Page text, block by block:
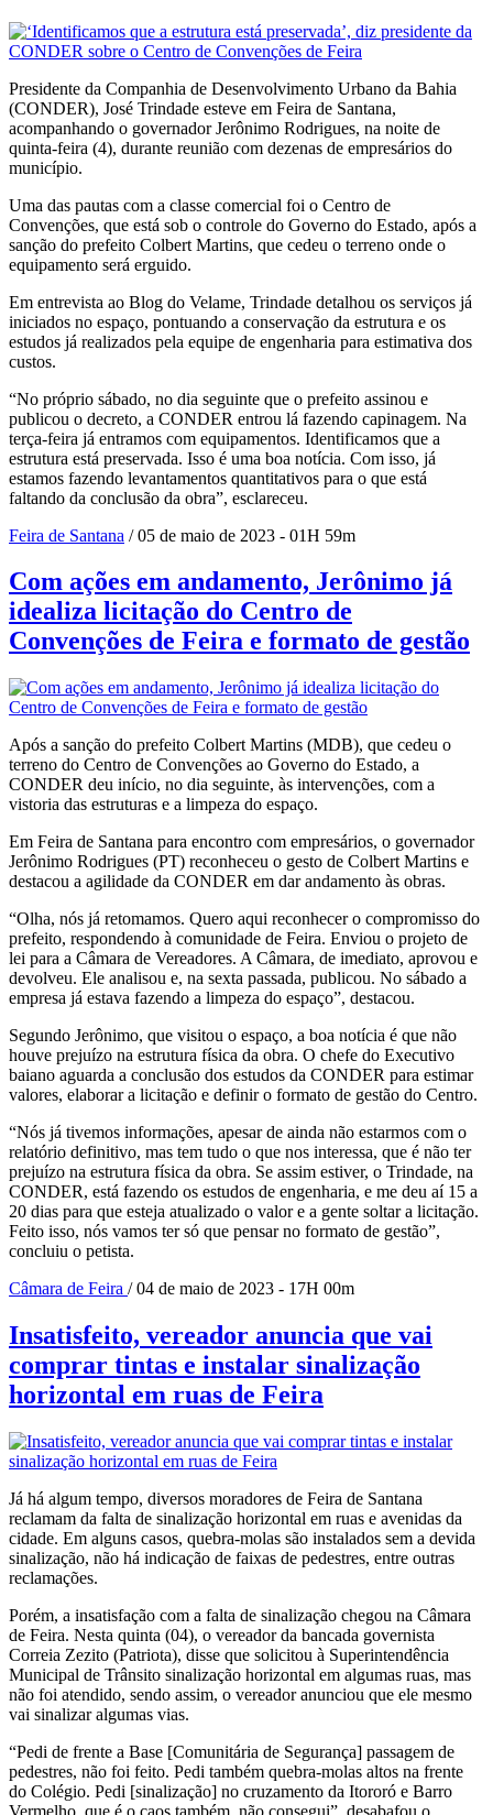
Presidente da Companhia de Desenvolvimento Urbano da Bahia
(CONDER), José Trindade esteve em Feira de Santana,
acompanhando o governador Jerônimo Rodrigues, na noite de
quinta-feira (4), durante reunião com dezenas de empresários do
município.
Uma das pautas com a classe comercial foi o Centro de
Convenções, que está sob o controle do Governo do Estado, após a
sanção do prefeito Colbert Martins, que cedeu o terreno onde o
equipamento será erguido.
Em entrevista ao Blog do Velame, Trindade detalhou os serviços já
iniciados no espaço, pontuando a conservação da estrutura e os
estudos já realizados pela equipe de engenharia para estimativa dos
custos.
“No próprio sábado, no dia seguinte que o prefeito assinou e
publicou o decreto, a CONDER entrou lá fazendo capinagem. Na
terça-feira já entramos com equipamentos. Identificamos que a
estrutura está preservada. Isso é uma boa notícia. Com isso, já
estamos fazendo levantamentos quantitativos para o que está
faltando da conclusão da obra”, esclareceu.
Feira de Santana / 05 de maio de 2023 - 01H 59m
Com ações em andamento, Jerônimo já
idealiza licitação do Centro de
Convenções de Feira e formato de gestão
Após a sanção do prefeito Colbert Martins (MDB), que cedeu o
terreno do Centro de Convenções ao Governo do Estado, a
CONDER deu início, no dia seguinte, às intervenções, com a
vistoria das estruturas e a limpeza do espaço.
Em Feira de Santana para encontro com empresários, o governador
Jerônimo Rodrigues (PT) reconheceu o gesto de Colbert Martins e
destacou a agilidade da CONDER em dar andamento às obras.
“Olha, nós já retomamos. Quero aqui reconhecer o compromisso do
prefeito, respondendo à comunidade de Feira. Enviou o projeto de
lei para a Câmara de Vereadores. A Câmara, de imediato, aprovou e
devolveu. Ele analisou e, na sexta passada, publicou. No sábado a
empresa já estava fazendo a limpeza do espaço”, destacou.
Segundo Jerônimo, que visitou o espaço, a boa notícia é que não
houve prejuízo na estrutura física da obra. O chefe do Executivo
baiano aguarda a conclusão dos estudos da CONDER para estimar
valores, elaborar a licitação e definir o formato de gestão do Centro.
“Nós já tivemos informações, apesar de ainda não estarmos com o
relatório definitivo, mas tem tudo o que nos interessa, que é não ter
prejuízo na estrutura física da obra. Se assim estiver, o Trindade, na
CONDER, está fazendo os estudos de engenharia, e me deu aí 15 a
20 dias para que esteja atualizado o valor e a gente soltar a licitação.
Feito isso, nós vamos ter só que pensar no formato de gestão”,
concluiu o petista.
Câmara de Feira / 04 de maio de 2023 - 17H 00m
Insatisfeito, vereador anuncia que vai
comprar tintas e instalar sinalização
horizontal em ruas de Feira
Já há algum tempo, diversos moradores de Feira de Santana
reclamam da falta de sinalização horizontal em ruas e avenidas da
cidade. Em alguns casos, quebra-molas são instalados sem a devida
sinalização, não há indicação de faixas de pedestres, entre outras
reclamações.
Porém, a insatisfação com a falta de sinalização chegou na Câmara
de Feira. Nesta quinta (04), o vereador da bancada governista
Correia Zezito (Patriota), disse que solicitou à Superintendência
Municipal de Trânsito sinalização horizontal em algumas ruas, mas
não foi atendido, sendo assim, o vereador anunciou que ele mesmo
vai sinalizar algumas vias.
“Pedi de frente a Base [Comunitária de Segurança] passagem de
pedestres, não foi feito. Pedi também quebra-molas altos na frente
do Colégio. Pedi [sinalização] no cruzamento da Itororó e Barro